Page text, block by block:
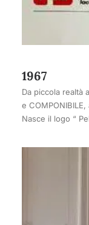
1967
Da piccola realtà
e
Nasce il logo “